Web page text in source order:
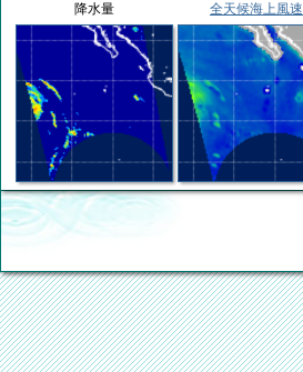
降水量 全天候海上風速